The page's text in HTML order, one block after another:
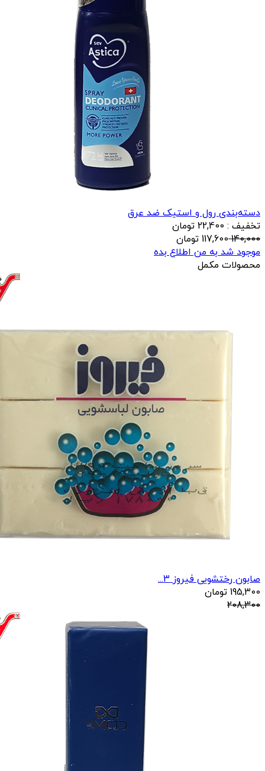
دسته‌بندی رول و استیک ضد عرق
تخفیف : 22,400 تومان
140,000
117,600 تومان
موجود شد به من اطلاع بده
محصولات مکمل
صابون رختشویی فیروز 3...
195,300 تومان
208,300